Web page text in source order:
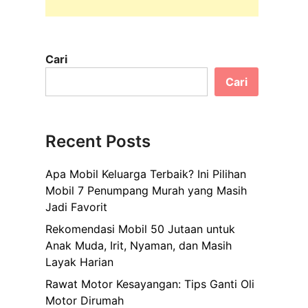
Cari
Cari
Recent Posts
Apa Mobil Keluarga Terbaik? Ini Pilihan
Mobil 7 Penumpang Murah yang Masih
Jadi Favorit
Rekomendasi Mobil 50 Jutaan untuk
Anak Muda, Irit, Nyaman, dan Masih
Layak Harian
Rawat Motor Kesayangan: Tips Ganti Oli
Motor Dirumah